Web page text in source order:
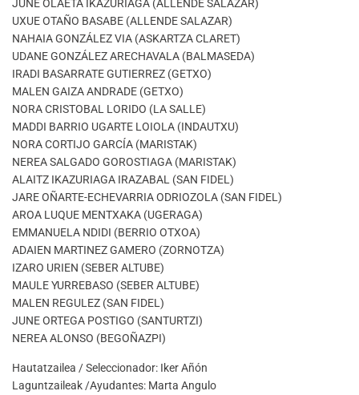
JUNE OLAETA IKAZURIAGA (ALLENDE SALAZAR)
UXUE OTAÑO BASABE (ALLENDE SALAZAR)
NAHAIA GONZÁLEZ VIA (ASKARTZA CLARET)
UDANE GONZÁLEZ ARECHAVALA (BALMASEDA)
IRADI BASARRATE GUTIERREZ (GETXO)
MALEN GAIZA ANDRADE (GETXO)
NORA CRISTOBAL LORIDO (LA SALLE)
MADDI BARRIO UGARTE LOIOLA (INDAUTXU)
NORA CORTIJO GARCÍA (MARISTAK)
NEREA SALGADO GOROSTIAGA (MARISTAK)
ALAITZ IKAZURIAGA IRAZABAL (SAN FIDEL)
JARE OÑARTE-ECHEVARRIA ODRIOZOLA (SAN FIDEL)
AROA LUQUE MENTXAKA (UGERAGA)
EMMANUELA NDIDI (BERRIO OTXOA)
ADAIEN MARTINEZ GAMERO (ZORNOTZA)
IZARO URIEN (SEBER ALTUBE)
MAULE YURREBASO (SEBER ALTUBE)
MALEN REGULEZ (SAN FIDEL)
JUNE ORTEGA POSTIGO (SANTURTZI)
NEREA ALONSO (BEGOÑAZPI)
Hautatzailea / Seleccionador: Iker Añón
Laguntzaileak /Ayudantes: Marta Angulo